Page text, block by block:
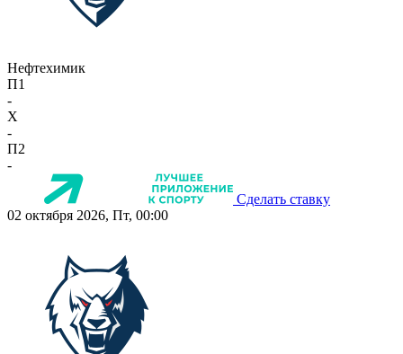
Нефтехимик
П1
-
X
-
П2
-
Сделать ставку
02 октября 2026, Пт, 00:00